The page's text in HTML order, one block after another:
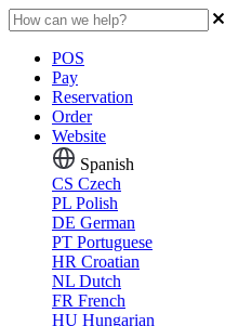
POS
Pay
Reservation
Order
Website
Spanish
CS Czech
PL Polish
DE German
PT Portuguese
HR Croatian
NL Dutch
FR French
HU Hungarian